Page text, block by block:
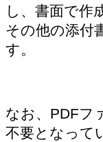
し、書面で作
その他の添付
す。
なお、PDFフ
不要となって